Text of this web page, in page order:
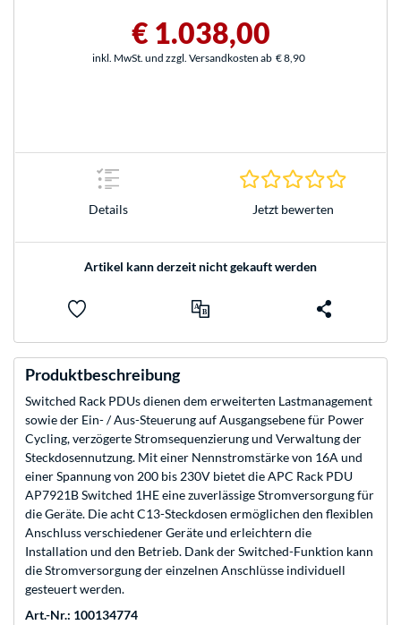
€ 1.038,00
inkl. MwSt. und zzgl. Versandkosten ab € 8,90
Details Jetzt bewerten
Artikel kann derzeit nicht gekauft werden
Produktbeschreibung
Switched Rack PDUs dienen dem erweiterten Lastmanagement
sowie der Ein- / Aus-Steuerung auf Ausgangsebene für Power
Cycling, verzögerte Stromsequenzierung und Verwaltung der
Steckdosennutzung. Mit einer Nennstromstärke von 16A und
einer Spannung von 200 bis 230V bietet die APC Rack PDU
AP7921B Switched 1HE eine zuverlässige Stromversorgung für
die Geräte. Die acht C13-Steckdosen ermöglichen den flexiblen
Anschluss verschiedener Geräte und erleichtern die
Installation und den Betrieb. Dank der Switched-Funktion kann
die Stromversorgung der einzelnen Anschlüsse individuell
gesteuert werden.
Art.-Nr.: 100134774